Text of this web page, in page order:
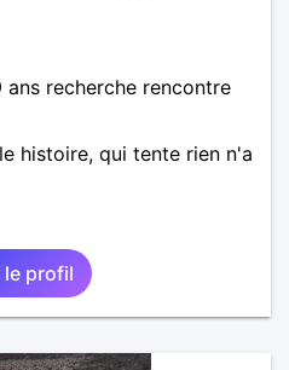
recherche rencontre
histoire, qui tente rien n'a
le profil